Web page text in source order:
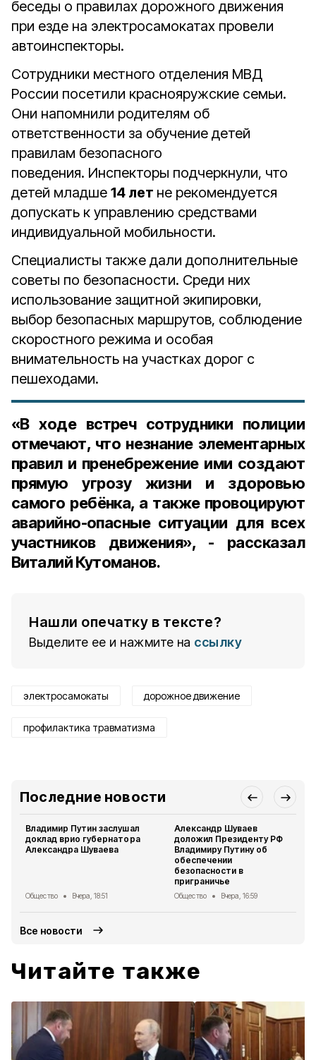
беседы о правилах дорожного движения
при езде на электросамокатах провели
автоинспекторы.
Сотрудники местного отделения МВД
России посетили краснояружские семьи.
Они напомнили родителям об
ответственности за обучение детей
правилам безопасного
поведения. Инспекторы подчеркнули, что
детей младше 14 лет не рекомендуется
допускать к управлению средствами
индивидуальной мобильности.
Специалисты также дали дополнительные
советы по безопасности. Среди них
использование защитной экипировки,
выбор безопасных маршрутов, соблюдение
скоростного режима и особая
внимательность на участках дорог с
пешеходами.
«В ходе встреч сотрудники полиции
отмечают, что незнание элементарных
правил и пренебрежение ими создают
прямую угрозу жизни и здоровью
самого ребёнка, а также провоцируют
аварийно-опасные ситуации для всех
участников движения», - рассказал
Виталий Кутоманов.
Нашли опечатку в тексте?
Выделите ее и нажмите на ссылку
электросамокаты дорожное движение
профилактика травматизма
Последние новости
Владимир Путин заслушал
доклад врио губернатора
Александра Шуваева
Общество Вчера, 18:51
Александр Шуваев
доложил Президенту РФ
Владимиру Путину об
обеспечении
безопасности в
приграничье
Общество Вчера, 16:59
Все новости
Читайте также